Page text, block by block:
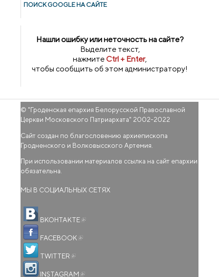
ПОИСК GOОGLE НА САЙТЕ
Нашли ошибку или неточность на сайте?
Выделите текст,
нажмитеCtrl + Enter,
чтобы сообщить об этом администратору!
© "Гроденская епархия Белорусской Православной
Церкви Московского Патриархата" 2002-2022
Сайт создан по благословению архиепископа
Гродненского и Волковысского Артемия.
При использовании материалов ссылка на сайт епархии
обязательна.
МЫ В СОЦИАЛЬНЫХ СЕТЯХ
ВКОНТАКТЕ
FACEBOOK
TWITTER
INSTAGRAM